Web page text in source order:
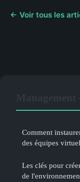
← Voir tous les
Comment
des équipes
Les clés pour
de